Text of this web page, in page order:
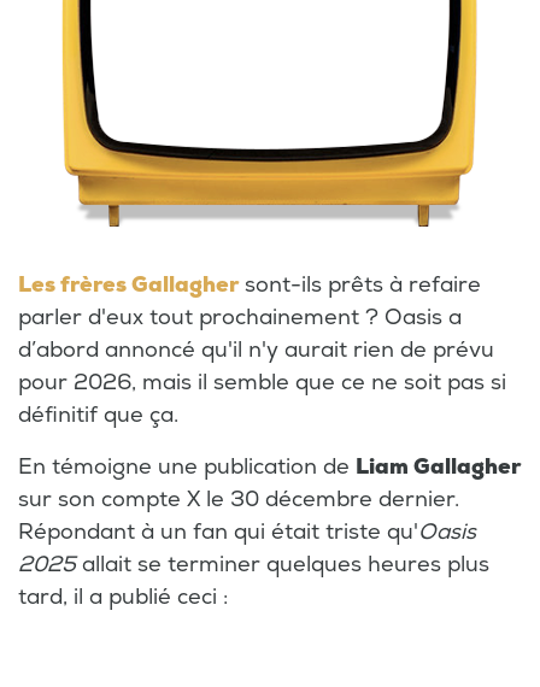
Les frères Gallagher sont-ils prêts à refaire
parler d'eux tout prochainement ? Oasis a
d’abord annoncé qu'il n'y aurait rien de prévu
pour 2026, mais il semble que ce ne soit pas si
définitif que ça.
En témoigne une publication de Liam Gallagher
sur son compte X le 30 décembre dernier.
Répondant à un fan qui était triste qu'Oasis
2025allait se terminer quelques heures plus
tard, il a publié ceci :